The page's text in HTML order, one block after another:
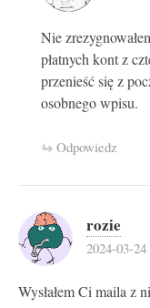
Nie
płatnych kont z
przenieść się z
osobnego wpisu.
Odpowiedz
rozie
2024-03-
Wysłałem Ci maila z